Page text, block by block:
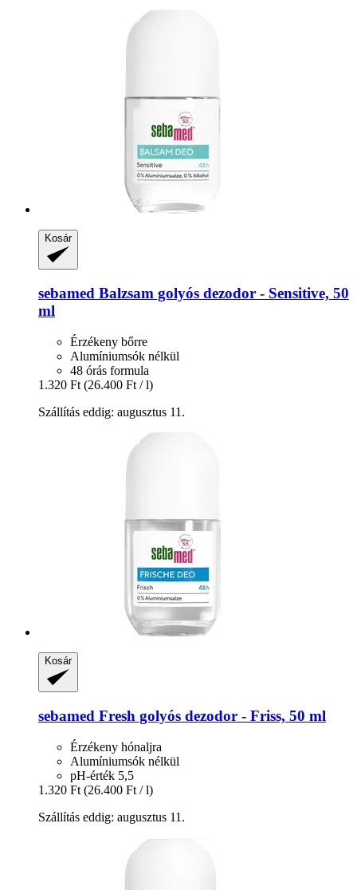
Kosár
sebamed Balzsam golyós dezodor -​ Sensitive, 50
ml
Érzékeny bőrre
Alumíniumsók nélkül
48 órás formula
1.320 Ft (26.400 Ft / l)
Szállítás eddig: augusztus 11.
Kosár
sebamed Fresh golyós dezodor -​ Friss, 50 ml
Érzékeny hónaljra
Alumíniumsók nélkül
pH-érték 5,5
1.320 Ft (26.400 Ft / l)
Szállítás eddig: augusztus 11.